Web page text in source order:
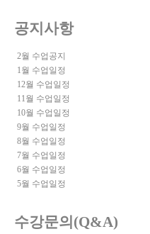
공지사항
2월 수업공지
1월 수업일정
12월 수업일정
11월 수업일정
10월 수업일정
9월 수업일정
8월 수업일정
7월 수업일정
6월 수업일정
5월 수업일정
수강문의(Q&A)